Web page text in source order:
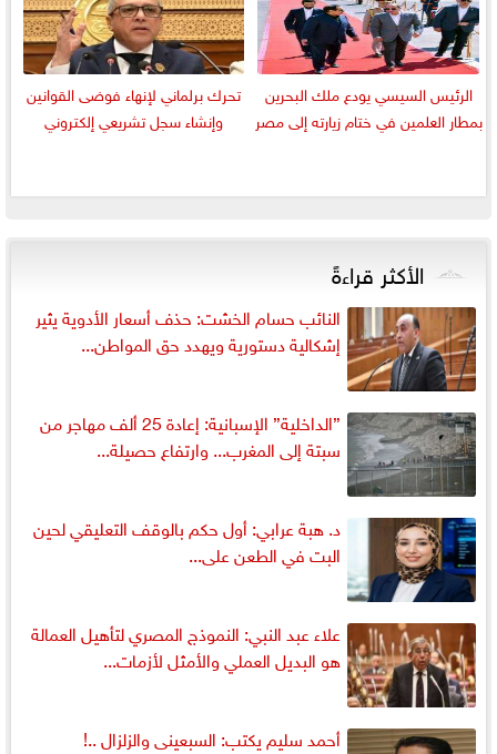
الرئيس السيسي يودع ملك البحرين
بمطار العلمين في ختام زيارته إلى مصر
تحرك برلماني لإنهاء فوضى القوانين
وإنشاء سجل تشريعي إلكتروني
الأكثر قراءةً
النائب حسام الخشت: حذف أسعار الأدوية يثير
إشكالية دستورية ويهدد حق المواطن...
”الداخلية” الإسبانية: إعادة 25 ألف مهاجر من
سبتة إلى المغرب... وارتفاع حصيلة...
د. هبة عرابي: أول حكم بالوقف التعليقي لحين
البت في الطعن على...
علاء عبد النبي: النموذج المصري لتأهيل العمالة
هو البديل العملي والأمثل لأزمات...
أحمد سليم يكتب: السبعينى والزلزال ..!